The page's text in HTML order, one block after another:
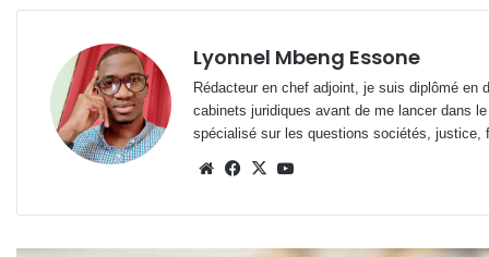
Lyonnel Mbeng Essone
Rédacteur en chef adjoint, je suis diplômé en
cabinets juridiques avant de me lancer dans
spécialisé sur les questions sociétés,
WebsiteFacebook
X